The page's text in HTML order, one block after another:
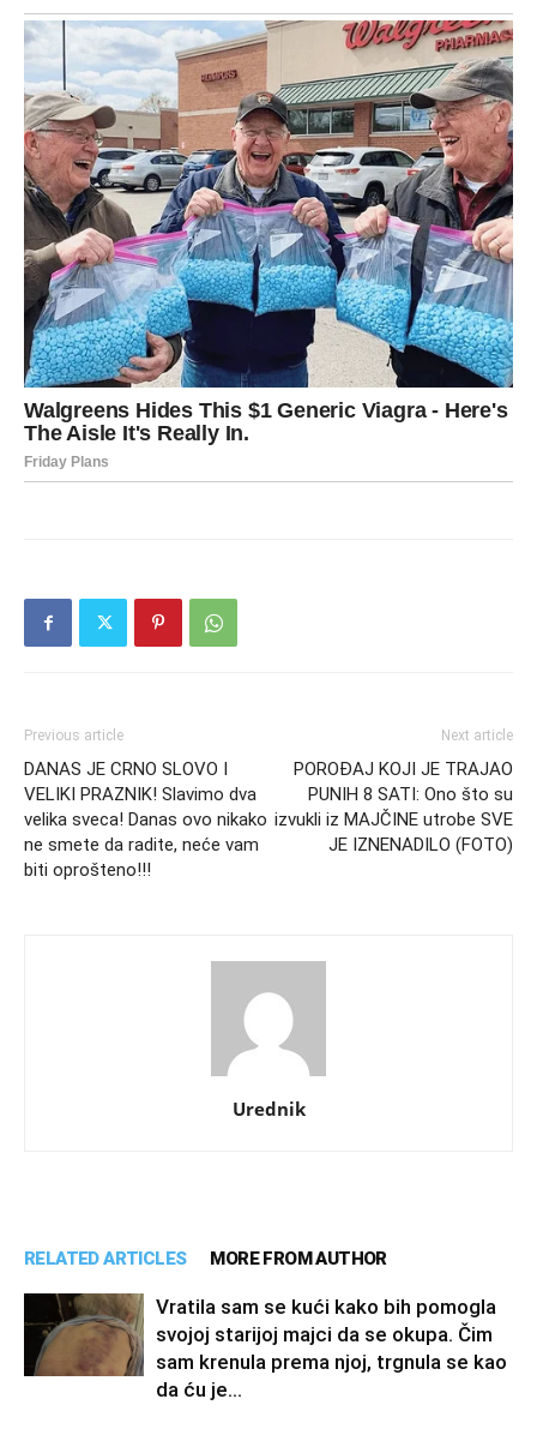
Previous article
DANAS JE CRNO SLOVO I
VELIKI PRAZNIK! Slavimo dva
velika sveca! Danas ovo nikako
ne smete da radite, neće vam
biti oprošteno!!!
Next article
POROĐAJ KOJI JE TRAJAO
PUNIH 8 SATI: Ono što su
izvukli iz MAJČINE utrobe SVE
JE IZNENADILO (FOTO)
Urednik
RELATED ARTICLES MORE FROM AUTHOR
Vratila sam se kući kako bih pomogla
svojoj starijoj majci da se okupa. Čim
sam krenula prema njoj, trgnula se kao
da ću je...